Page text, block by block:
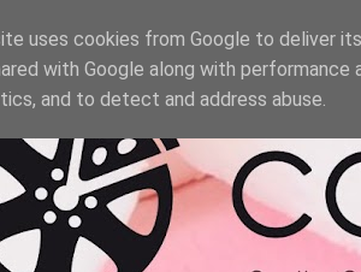
uses cookies from Google to deliver
with Google along with
and to detect and address abuse.